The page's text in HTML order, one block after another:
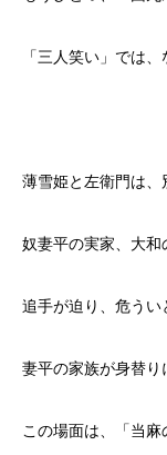
「三人笑い」では、
薄雪姫と左衛門は、
奴妻平の実家、大和
追手が迫り、危うい
妻平の家族が身替り
この場面は、「当麻